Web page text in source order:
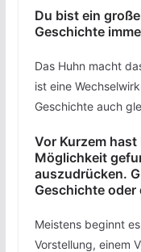
Du bist ein
Geschichte
Das Huhn macht
ist eine
Geschichte auch
Vor Kurzem
Möglichkeit
auszudrücken.
Geschichte oder
Meistens beginnt
Vorstellung, einem